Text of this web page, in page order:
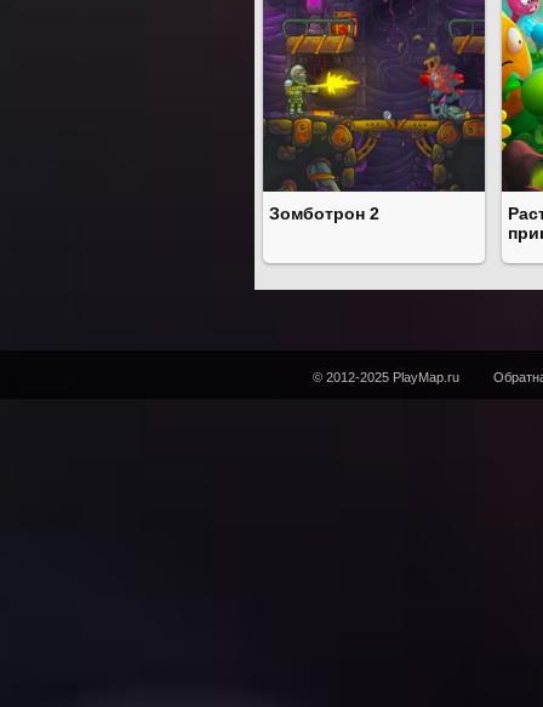
Зомботрон 2
© 2012-2025 PlayMap.ru